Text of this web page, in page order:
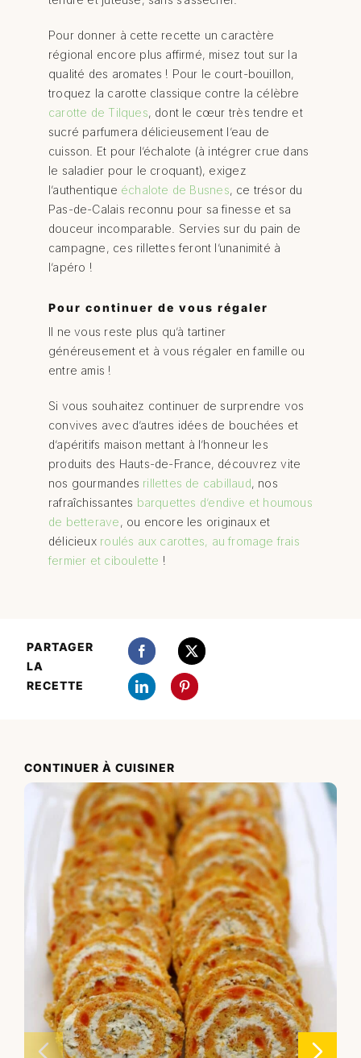
Pour donner à cette recette un caractère
régional encore plus affirmé, misez tout sur la
qualité des aromates ! Pour le court-bouillon,
troquez la carotte classique contre la célèbre
carotte de Tilques, dont le cœur très tendre et
sucré parfumera délicieusement l’eau de
cuisson. Et pour l’échalote (à intégrer crue dans
le saladier pour le croquant), exigez
l’authentique échalote de Busnes, ce trésor du
Pas-de-Calais reconnu pour sa finesse et sa
douceur incomparable. Servies sur du pain de
campagne, ces rillettes feront l’unanimité à
l’apéro !
Pour continuer de vous régaler
Il ne vous reste plus qu’à tartiner
généreusement et à vous régaler en famille ou
entre amis !
Si vous souhaitez continuer de surprendre vos
convives avec d’autres idées de bouchées et
d’apéritifs maison mettant à l’honneur les
produits des Hauts-de-France, découvrez vite
nos gourmandes rillettes de cabillaud, nos
rafraîchissantes barquettes d’endive et houmous
de betterave, ou encore les originaux et
délicieux roulés aux carottes, au fromage frais
fermier et ciboulette !
PARTAGER
LA
RECETTE
CONTINUER À CUISINER